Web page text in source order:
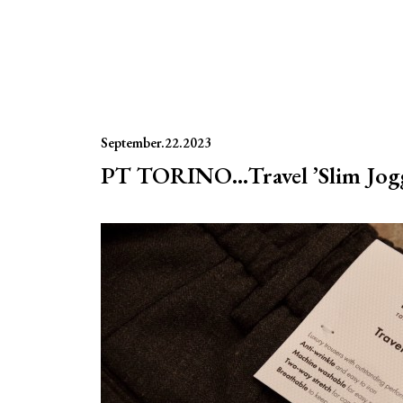
September.22.2023
PT TORINO…Travel ’Slim